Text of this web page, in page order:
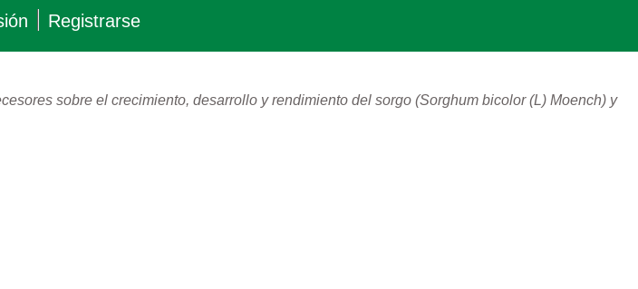
Registrarse
sobre el crecimiento, desarrollo y rendimiento del sorgo (Sorghum bicolor (L) Moench) y